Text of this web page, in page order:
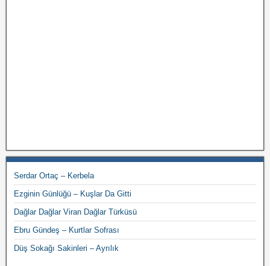
Serdar Ortaç – Kerbela
Ezginin Günlüğü – Kuşlar Da Gitti
Dağlar Dağlar Viran Dağlar Türküsü
Ebru Gündeş – Kurtlar Sofrası
Düş Sokağı Sakinleri – Ayrılık